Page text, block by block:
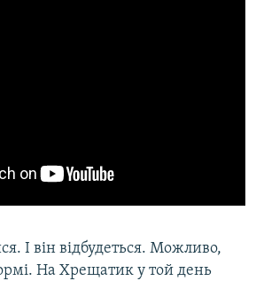
І він відбудеться. Можливо,
На Хрещатик у той день